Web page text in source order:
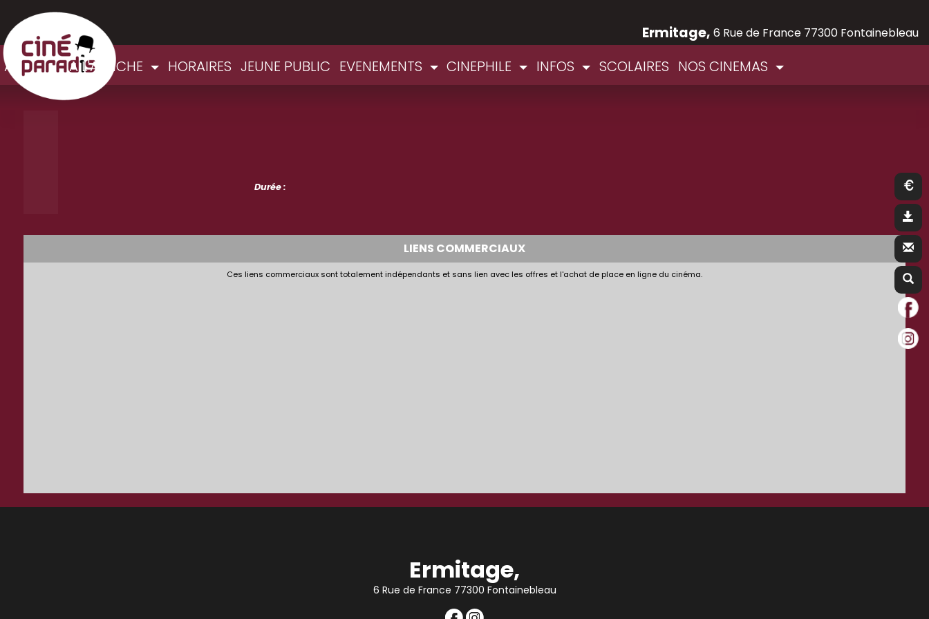
Ermitage, 6 Rue de France 77300 Fontainebleau
ACCUEIL A L'AFFICHE HORAIRES JEUNE PUBLIC EVENEMENTS CINEPHILE INFOS SCOLAIRES NOS CINEMAS
Durée :
LIENS COMMERCIAUX
Ces liens commerciaux sont totalement indépendants et sans lien avec les offres et l'achat de place en ligne du cinéma.
Ermitage,
6 Rue de France 77300 Fontainebleau